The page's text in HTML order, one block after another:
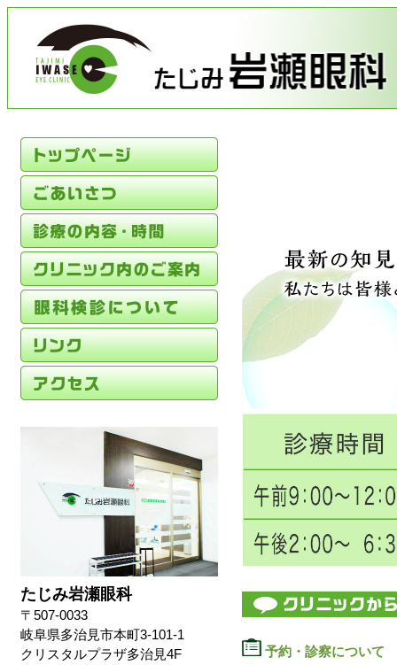
たじみ岩瀬眼科
〒507-0033
岐阜県多治見市本町3-101-1
クリスタルプラザ多治見4F
予約・診察について